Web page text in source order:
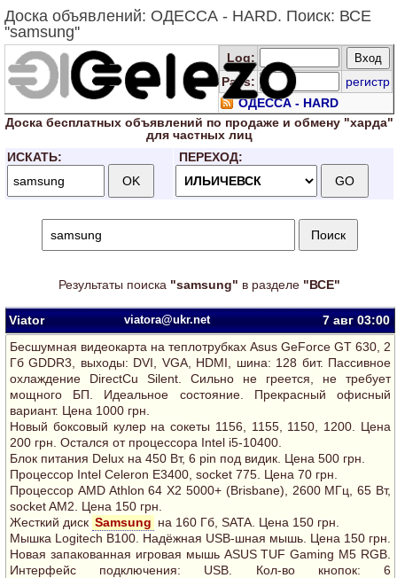
Доска объявлений: ОДЕССА - HARD. Поиск: ВСЕ
''samsung''
Log:
Pass:
регистр
ОДЕССА - HARD
Доска бесплатных объявлений по продаже и обмену "харда"
для частных лиц
ИСКАТЬ:
ПЕРЕХОД:
Результаты поиска "samsung" в разделе "ВСЕ"
Viator viatora@ukr.net 7 авг03:00
Беcшумная видеокарта на теплотрубках Asus GeForce GT 630, 2
Гб GDDR3, выходы: DVI, VGA, HDMI, шина: 128 бит. Пассивное
охлаждение DirectCu Silent. Сильно не греется, не требует
мощного БП. Идеальное состояние. Прекрасный офисный
вариант. Цена 1000 грн.
Новый боксовый кулер на сокеты 1156, 1155, 1150, 1200. Цена
200 грн. Остался от процессора Intel i5-10400.
Блок питания Delux на 450 Вт, 6 pin под видик. Цена 500 грн.
Процессор Intel Celeron E3400, socket 775. Цена 70 грн.
Процессор AMD Athlon 64 Х2 5000+ (Brisbane), 2600 МГц, 65 Вт,
socket AM2. Цена 150 грн.
Жесткий диск Samsung на 160 Гб, SATA. Цена 150 грн.
Мышка Logitech B100. Надёжная USB-шная мышь. Цена 150 грн.
Новая запакованная игровая мышь ASUS TUF Gaming M5 RGB.
Интерфейс подключения: USB. Кол-во кнопок: 6